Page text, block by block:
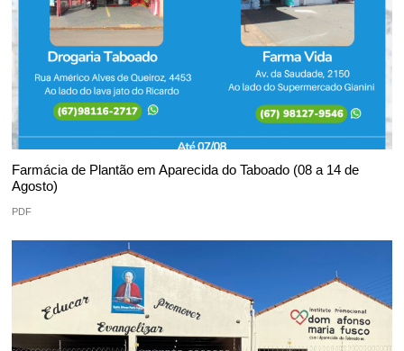
Farmácia de Plantão em Aparecida do Taboado (08 a 14 de
Agosto)
PDF